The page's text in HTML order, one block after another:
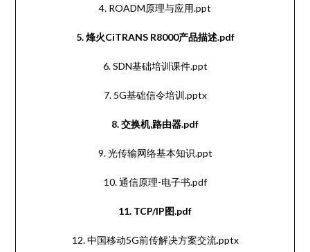
4. ROADM原理与应用.ppt
5. 烽火CiTRANS R8000产品描述.pdf
6. SDN基础培训课件.ppt
7. 5G基础信令培训.pptx
8. 交换机,路由器.pdf
9. 光传输网络基本知识.ppt
10. 通信原理-电子书.pdf
11. TCP/IP图.pdf
12. 中国移动5G前传解决方案交流.pptx